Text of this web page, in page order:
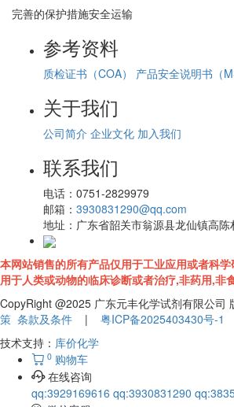
完善的保护措施安全运输
参考资料
质检证书（COA） 产品安全说明书（
关于我们
公司简介 企业文化 加入我们
联系我们
电话： 0751-2829979
邮箱： 3930831290@qq.com
地址： 广东省韶关市翁源县龙仙镇高陈
本网站销售的所有产品仅用于工业应用或者科
用于人类或动物的临床诊断或者治疗,非药用,非食
CopyRight @2025 广东元丰化学试剂有限公
策 条款及条件 | 粤ICP备2025403430号-1
技术支持： 库价化学
0 购物车
在线咨询
qq:3929169616 qq:3930831290